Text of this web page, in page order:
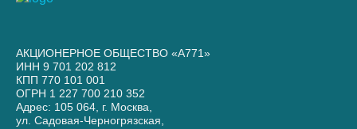
АКЦИОНЕРНОЕ ОБЩЕСТВО «А771»
ИНН 9 701 202 812
КПП 770 101 001
ОГРН 1 227 700 210 352
Адрес: 105 064, г. Москва,
ул. Садовая-Черногрязская,